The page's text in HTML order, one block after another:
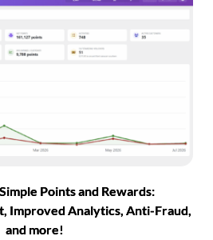
Points and Rewards:
Improved Analytics, Anti-Fraud,
and more!